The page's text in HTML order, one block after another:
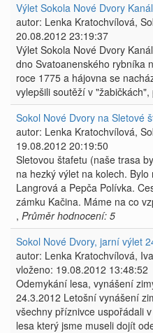
Výlet Sokola Nové Dvory
autor: Lenka Kratochvílová,
20.08.2012 23:19:37
Výlet Sokola Nové Dvory
dno Svatoanenského rybníka
roce 1775 a hájovna se
vylepšili soutěží v
Sokol Nové Dvory na Sletové
autor: Lenka Kratochvílová,
19.08.2012 20:19:50
Sletovou štafetu (naše trasa
na hezký výlet na kolech.
Langrová a Pepča Polívka.
zámku Kačina. Máme na co
, Průměr hodnocení: 5
Sokol Nové Dvory, jarní výlet
autor: Lenka Kratochvílová,
vloženo: 19.08.2012 13:48:52
Odemykání lesa, vynášení
24.3.2012 Letošní vynášení
všechny příznivce uspořádali
lesa který jsme museli dojít